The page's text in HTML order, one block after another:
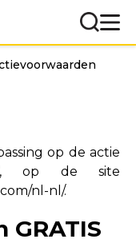
op de actie
op de site
nl-nl/.